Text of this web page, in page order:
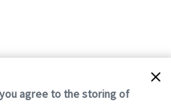
agree to the storing of